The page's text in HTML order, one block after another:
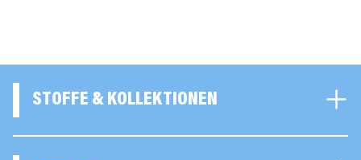
STOFFE & KOLLEKTIONEN